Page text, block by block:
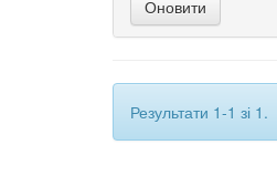
Результати 1-1 зі 1.